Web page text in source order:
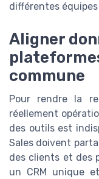
différentes
Aligner
commune
Pour rendre la
réellement
des outils est
Sales doivent
des clients et des
un CRM unique